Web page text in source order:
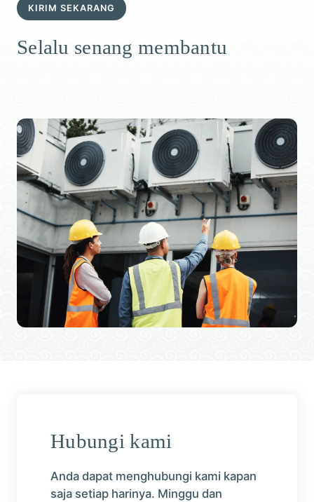
KIRIM SEKARANG
Selalu senang membantu
Hubungi kami
Anda dapat menghubungi kami kapan
saja setiap harinya. Minggu dan